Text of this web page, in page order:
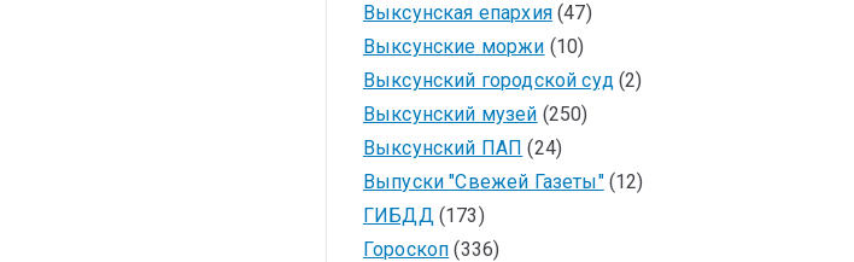
Выксунская епархия(47)
Выксунские моржи (10)
Выксунский городской суд(2)
Выксунский музей (250)
Выксунский ПАП (24)
Выпуски "Свежей Газеты"(12)
ГИБДД(173)
Гороскоп (336)